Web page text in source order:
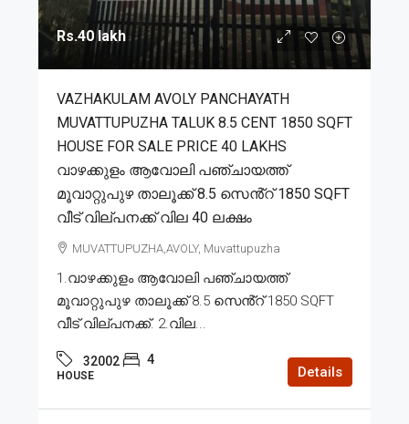
Rs.40 lakh
VAZHAKULAM AVOLY PANCHAYATH
MUVATTUPUZHA TALUK 8.5 CENT 1850 SQFT
HOUSE FOR SALE PRICE 40 LAKHS
വാഴക്കുളം ആവോലി പഞ്ചായത്ത്
മൂവാറ്റുപുഴ താലൂക്ക് 8.5 സെൻ്റ് 1850 SQFT
വീട് വില്പനക്ക് വില 40 ലക്ഷം
MUVATTUPUZHA,AVOLY, Muvattupuzha
1.വാഴക്കുളം ആവോലി പഞ്ചായത്ത്
മൂവാറ്റുപുഴ താലൂക്ക് 8.5 സെൻ്റ് 1850 SQFT
വീട് വില്പനക്ക്. 2.വില...
32002 4
HOUSE Details